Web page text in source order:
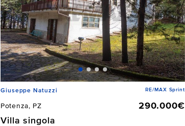
Giuseppe Natuzzi RE/MAX Sprint
Potenza, PZ
290.000€
Villa singola